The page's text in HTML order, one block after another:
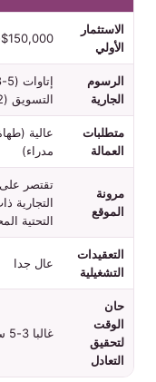
الاستثمار
الأولي
$150,000-$750,000+
الرسوم
الجارية
التسويق (2-4%)
متطلبات
العمالة
عالية
مدراء)
مرونة
الموقع
تقتصر
التجارية
التحتية
التعقيدات
التشغيلية
عال جدا
حان
الوقت
لتحقيق
التعادل
غالبا 3-5 سنوات